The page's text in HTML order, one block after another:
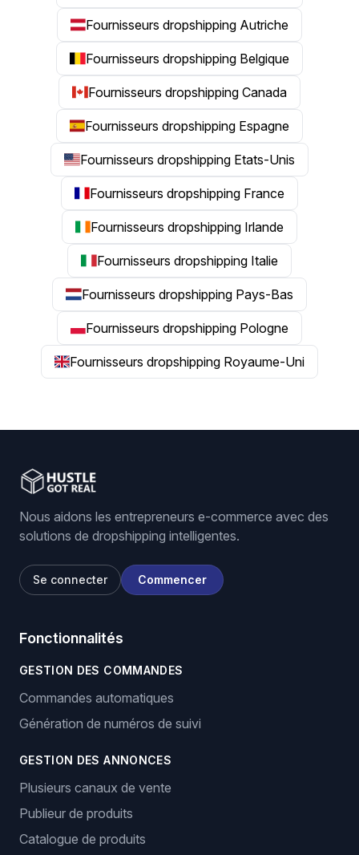
Fournisseurs dropshipping Autriche
Fournisseurs dropshipping Belgique
Fournisseurs dropshipping Canada
Fournisseurs dropshipping Espagne
Fournisseurs dropshipping Etats-Unis
Fournisseurs dropshipping France
Fournisseurs dropshipping Irlande
Fournisseurs dropshipping Italie
Fournisseurs dropshipping Pays-Bas
Fournisseurs dropshipping Pologne
Fournisseurs dropshipping Royaume-Uni
Nous aidons les entrepreneurs e-commerce avec des
solutions de dropshipping intelligentes.
Se connecter Commencer
Fonctionnalités
GESTION DES COMMANDES
Commandes automatiques
Génération de numéros de suivi
GESTION DES ANNONCES
Plusieurs canaux de vente
Publieur de produits
Catalogue de produits